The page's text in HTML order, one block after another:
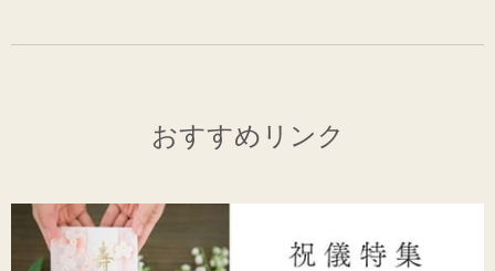
おすすめリンク